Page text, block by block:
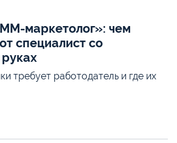
маркетолог»: чем
специалист со
требует работодатель и где их